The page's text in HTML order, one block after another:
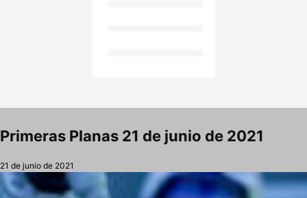
Primeras Planas 21 de junio de 2021
21 de junio de 2021